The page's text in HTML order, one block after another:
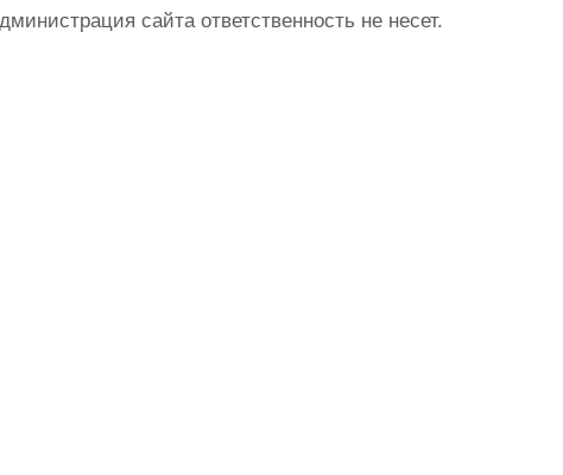
сайта ответственность не несет.